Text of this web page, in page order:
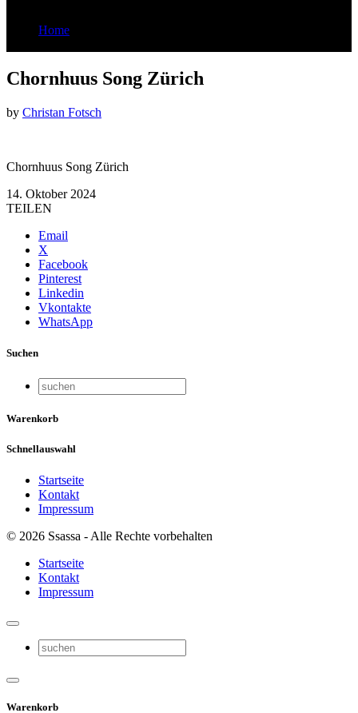
Home
Chornhuus Song Zürich
by Christan Fotsch
Chornhuus Song Zürich
14. Oktober 2024
TEILEN
Email
X
Facebook
Pinterest
Linkedin
Vkontakte
WhatsApp
Suchen
Warenkorb
Schnellauswahl
Startseite
Kontakt
Impressum
© 2026 Ssassa - Alle Rechte vorbehalten
Startseite
Kontakt
Impressum
Warenkorb